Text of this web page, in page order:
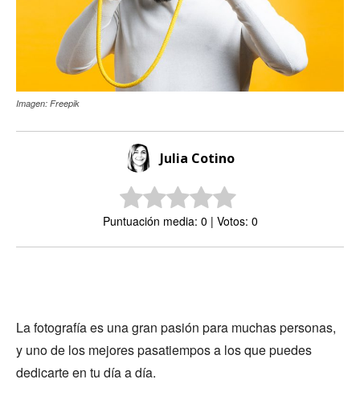
Imagen: Freepik
Julia Cotino
Puntuación media: 0 | Votos: 0
La fotografía es una gran pasión para muchas personas,
y uno de los mejores pasatiempos a los que puedes
dedicarte en tu día a día.